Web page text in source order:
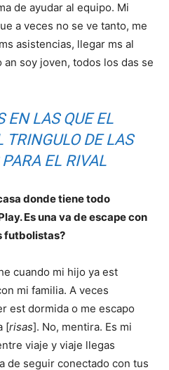
de ayudar al equipo. Mi
a veces no se ve tanto, me
asistencias, llegar ms al
soy joven, todos los das se
EN LAS QUE EL
TRINGULO DE LAS
EL RIVAL
donde tiene todo
Es una va de escape con
futbolistas?
cuando mi hijo ya est
mi familia. A veces
est dormida o me escapo
[risas]. No, mentira. Es mi
viaje y viaje llegas
de seguir conectado con tus